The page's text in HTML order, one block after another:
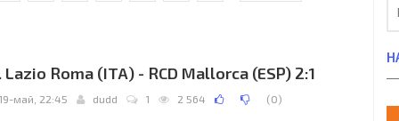
Lazio Roma (ITA) - RCD Mallorca (ESP) 2:1
19-май, 22:45 dudd 1 2 564 (0)